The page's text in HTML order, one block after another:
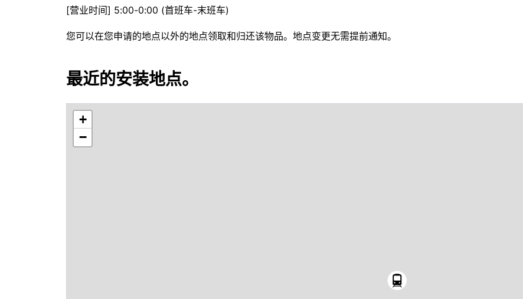
[营业时间] 5:00-0:00 (首班车-末班车)
您可以在您申请的地点以外的地点领取和归还该物品。地点变更无需提前通知。
最近的安装地点。
+
−